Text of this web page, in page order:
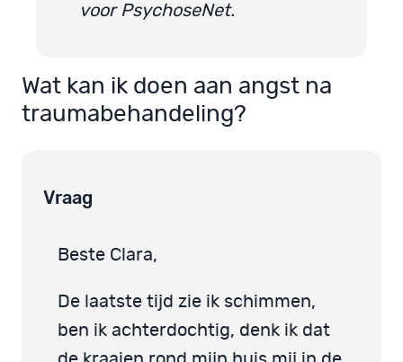
voor PsychoseNet.
Wat kan ik doen aan angst na
traumabehandeling?
Vraag
Beste Clara,
De laatste tijd zie ik schimmen,
ben ik achterdochtig, denk ik dat